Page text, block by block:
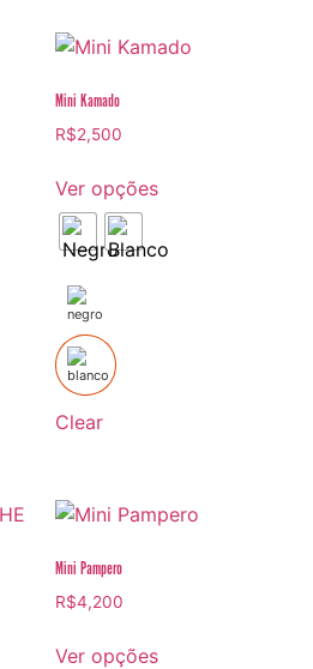
Mini Kamado
R$2,500
Ver opções
Clear
Mini Pampero
R$4,200
Ver opções